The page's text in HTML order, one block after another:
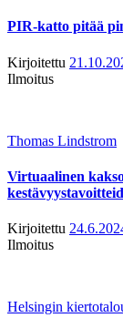
PIR-katto pitää
Kirjoitettu
Ilmoitus
Thomas Lindstrom
Virtuaalinen
Kirjoitettu
Ilmoitus
Helsingin